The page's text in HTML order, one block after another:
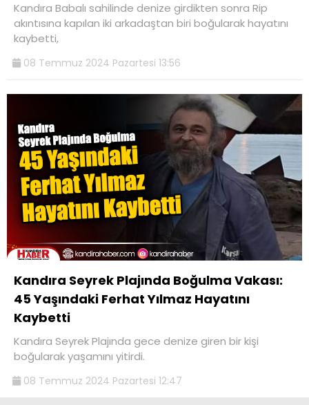
Kandıra Babalı sahilinde denize girdikten sonra Rip
akıntısına kapılan iki arkadaştan biri boğularak hayatını
kaybetti,
08 Temmuz 2024 Pazartesi 13:56
Kandıra Seyrek Plajında Boğulma Vakası:
45 Yaşındaki Ferhat Yılmaz Hayatını
Kaybetti
Kandıra Seyrek Plajında gece denize giren bir kişi
boğularak yaşamını yitirdi.
08 Temmuz 2024 Pazartesi 12:47